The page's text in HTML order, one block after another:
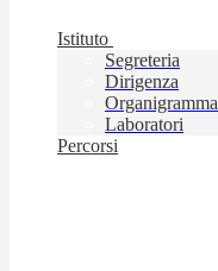
Istituto
Segreteria
Dirigenza
Organigramma
Laboratori
Percorsi